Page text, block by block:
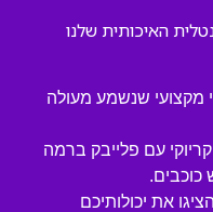
האיכותית שלנו
מקצועי שנשמע מעולה
עם פלייבק ברמה
כוכבים.
הציגו את יכולותיכם